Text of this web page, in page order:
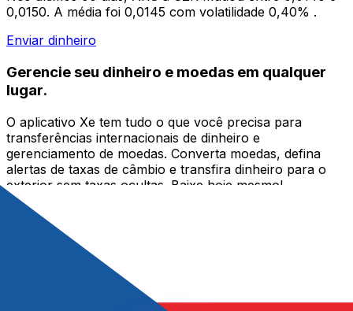
0,0150. A média foi 0,0145 com volatilidade 0,40% .
Enviar dinheiro
Gerencie seu dinheiro e moedas em qualquer
lugar.
O aplicativo Xe tem tudo o que você precisa para
transferências internacionais de dinheiro e
gerenciamento de moedas. Converta moedas, defina
alertas de taxas de câmbio e transfira dinheiro para o
exterior sem taxas ocultas. Baixe hoje mesmo!